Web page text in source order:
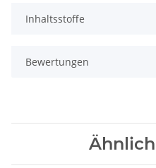
Inhaltsstoffe
Bewertungen